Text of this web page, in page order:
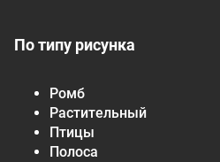
По типу рисунка
Ромб
Растительный
Птицы
Полоса